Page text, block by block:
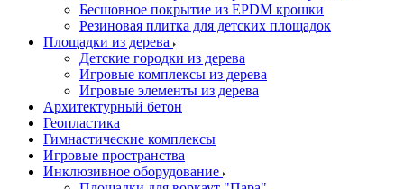
Бесшовное покрытие из EPDM крошки
Резиновая плитка для детских площадок
Площадки из дерева
Детские городки из дерева
Игровые комплексы из дерева
Игровые элементы из дерева
Архитектурный бетон
Геопластика
Гимнастические комплексы
Игровые пространства
Инклюзивное оборудование